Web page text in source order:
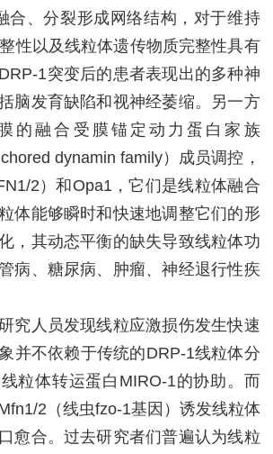
合、分裂形成网络结构，对于维持
性以及线粒体遗传物质完整性具有
DRP-1突变后的患者表现出的多种神
脑发育缺陷和视神经萎缩。另一方
的融合受膜锚定动力蛋白家族
dynamin family）成员调控，
2 ）和Opa1 ，它们是线粒体融合
体能够瞬时和快速地调整它们的形
，其动态平衡的缺失导致线粒体功
病、糖尿病、肿瘤、神经退行性疾
究人员发现线粒应激损伤发生快速
并不依赖于传统的DRP-1线粒体分
粒体转运蛋白 MIRO-1的协助。而
2 （线虫fzo-1基因）诱发线粒体
愈合。过去研究者们普遍认为线粒